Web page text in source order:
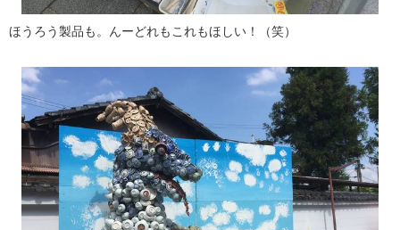
ほうろう製品も。んーどれもこれもほしい！（笑）